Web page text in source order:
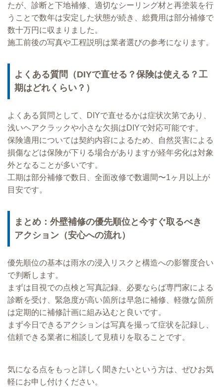
たが、診断と下地補修、適切なシーリング材と再塗装を行
うことで数年は安定した状態が続き、総費用は部分補修で
数十万円に収まりました。
施工前後の写真や工程説明は業者選びの参考になります。
よくある質問（DIYで直せる？保険は使える？工
期はどれくらい？）
よくある質問として、DIYで直せるかは症状次第であり、
浅いヘアクラックや小さな欠損はDIYで対応可能です。
保険適用については契約内容によるため、自然災害による
損傷などは保険が下りる場合がありますが経年劣化は対象
外となることが多いです。
工期は部分補修で数日、全面改修で数週間〜1ヶ月以上が
目安です。
まとめ：外壁補修の優先順位と今すぐ取るべき
アクション（安心への流れ）
優先順位の基本は雨水の浸入リスクと構造への影響度合い
で判断します。
まずは目視での点検と写真記録、必要ならば専門家による
診断を受け、緊急度が高い箇所は早急に補修、軽微な箇所
は定期的に補修計画に組み込むと良いです。
まず今日できるアクションは写真を撮って症状を記録し、
信頼できる業者に相談して見積りを取ることです。
気になる点をもっと詳しく聞きたいという方は、ぜひお気
軽にお申し付けください。